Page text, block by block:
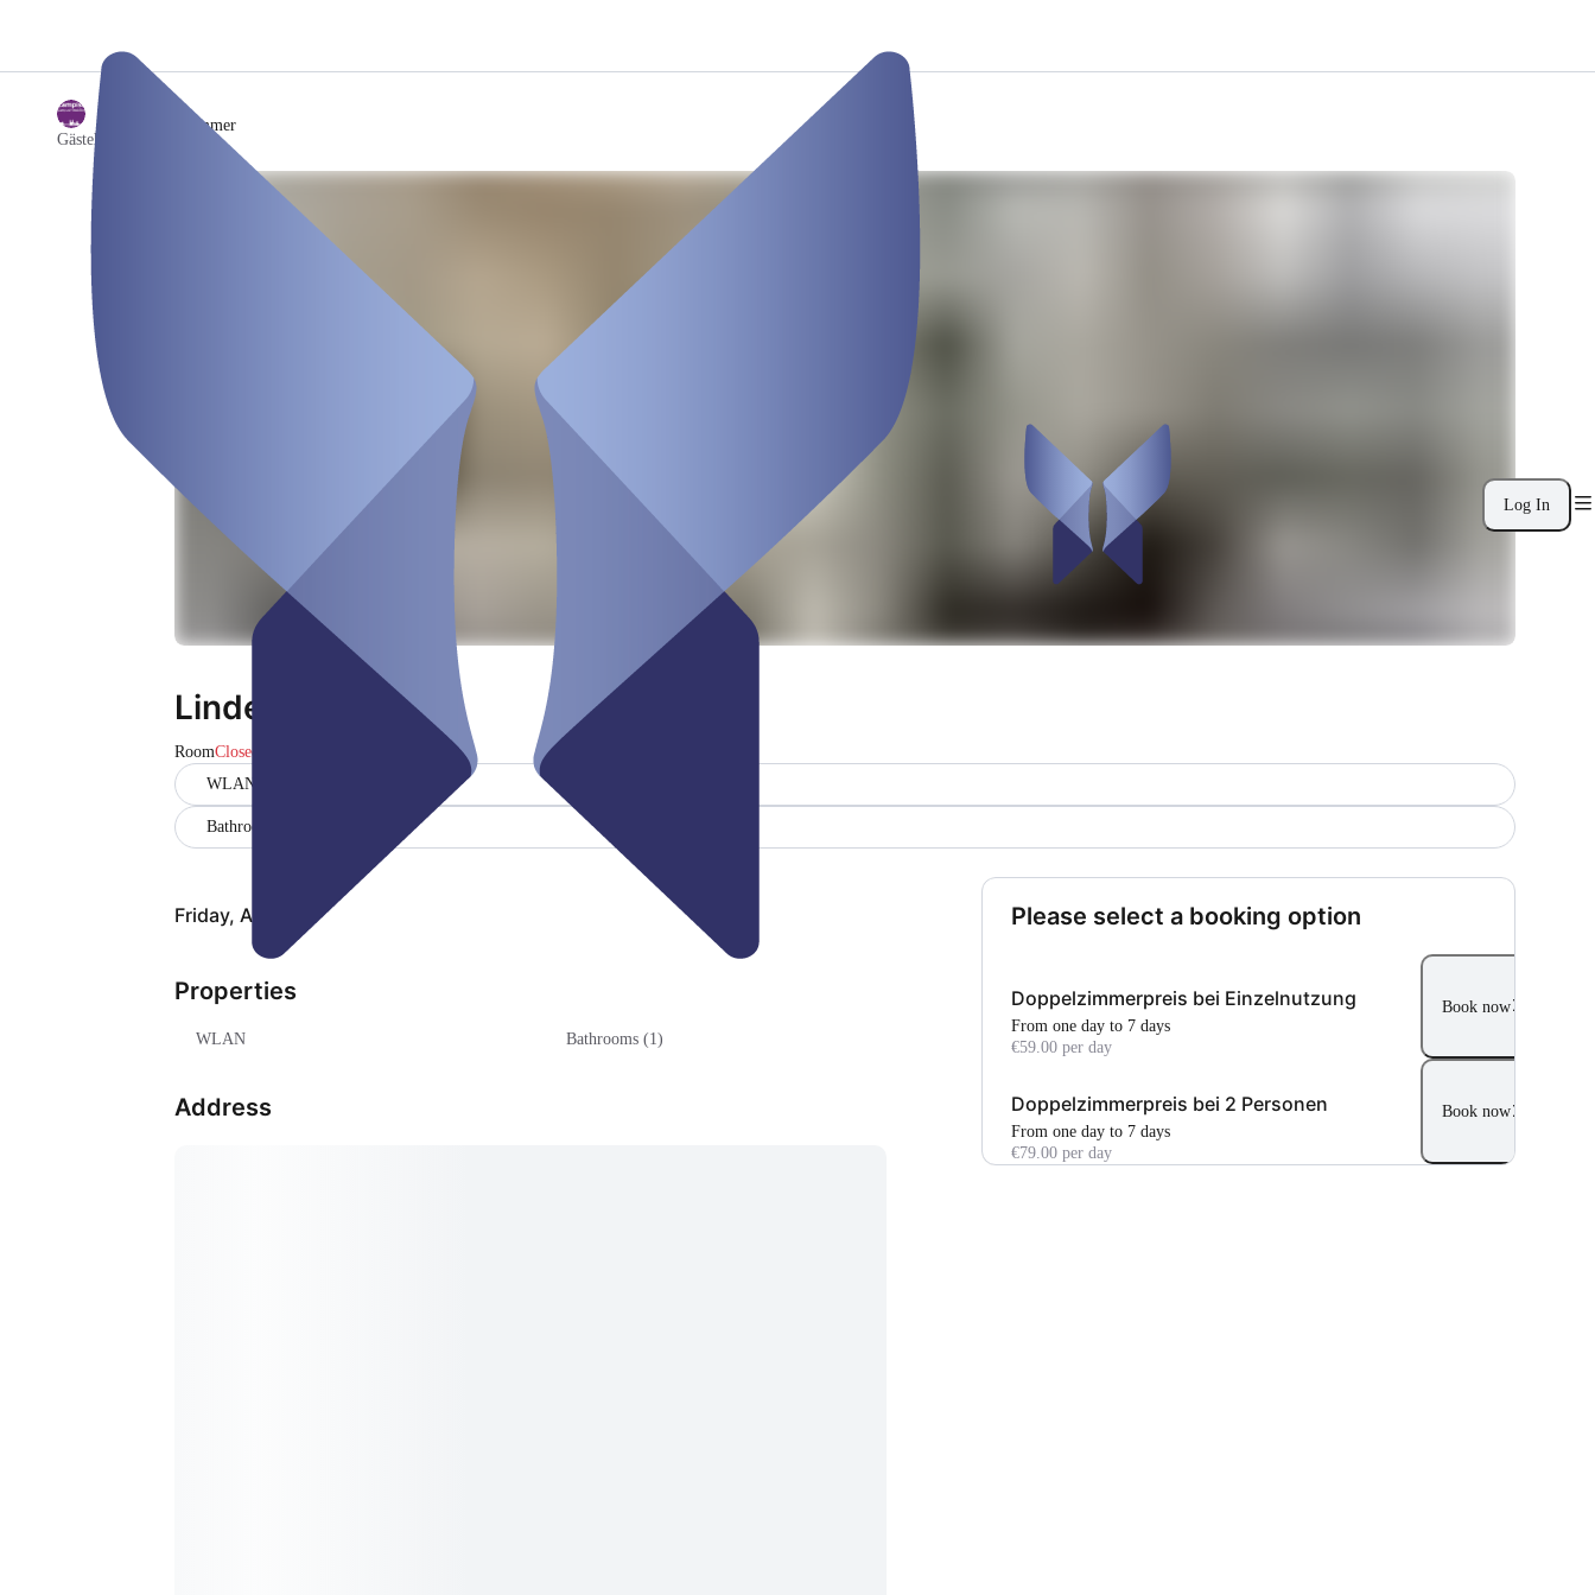
Log In
Gästehaus
Lindenzimmer
Lindenzimmer
RoomClosed
WLAN
Bathrooms (1)
Friday, Aug 07
Properties
WLAN Bathrooms (1)
Address
Please select a booking option
Doppelzimmerpreis bei Einzelnutzung
From one day to 7 days
€59.00 per day
Book now
Doppelzimmerpreis bei 2 Personen
From one day to 7 days
€79.00 per day
Book now